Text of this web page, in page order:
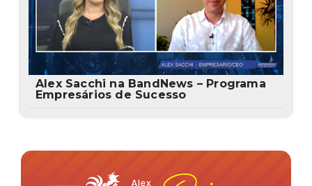
Alex Sacchi na BandNews – Programa
Empresários de Sucesso